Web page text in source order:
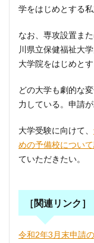
学をはじめとする
なお、専攻設置ま
川県立保健福祉大
大学院をはじめと
どの大学も劇的な
力している。申請
大学受験に向けて、
めの予備校につい
ていただきたい。
［関連リンク］
令和2年3月末申請